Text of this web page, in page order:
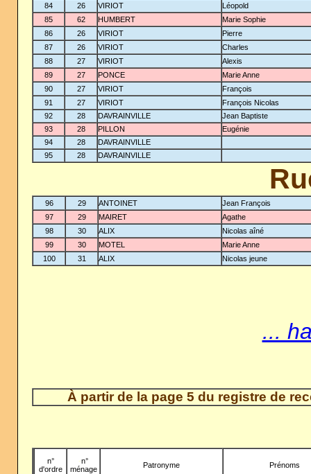
84
26 VIRIOT
Léopold
85
62 HUMBERT
Marie Sophie
86
26 VIRIOT
Pierre
87
26 VIRIOT
Charles
88
27 VIRIOT
Alexis
89
27 PONCE
Marie Anne
90
27 VIRIOT
François
91
27 VIRIOT
François Nicolas
92
28 DAVRAINVILLE
Jean Baptiste
93
28 PILLON
Eugénie
94
28
DAVRAINVILLE
95
28 DAVRAINVILLE
96 29 ANTOINET
Jean François
97
29 MAIRET
Agathe
98
30 ALIX
Nicolas aîné
99
30 MOTEL
Marie Anne
100
31 ALIX Nicolas jeune
...
À partir de la page 5 du registre de
n°
d'ordre
-n°
ménage
Patronyme Prénoms